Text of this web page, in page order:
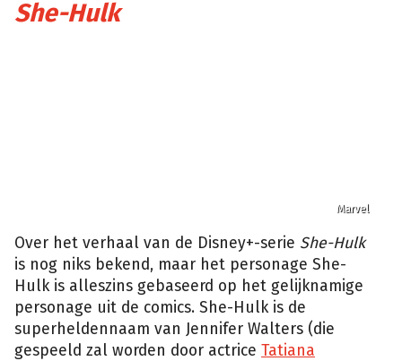
She-Hulk
Marvel
Over het verhaal van de Disney+-serie She-Hulk
is nog niks bekend, maar het personage She-
Hulk is alleszins gebaseerd op het gelijknamige
personage uit de comics. She-Hulk is de
superheldennaam van Jennifer Walters (die
gespeeld zal worden door actrice Tatiana